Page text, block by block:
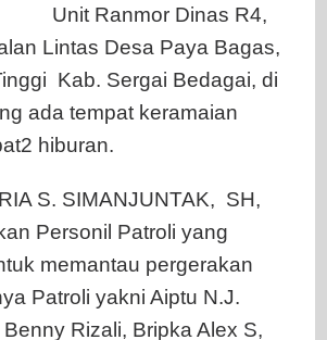
Unit Ranmor Dinas R4,
Lintas Desa Paya Bagas,
Kab. Sergai Bedagai, di
ada tempat keramaian
hiburan.
S. SIMANJUNTAK, SH,
Personil Patroli yang
memantau pergerakan
Patroli yakni Aiptu N.J.
Rizali, Bripka Alex S,